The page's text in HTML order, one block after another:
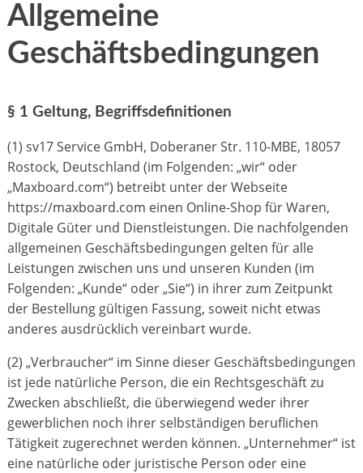
Allgemeine
Geschäftsbedingungen
§ 1 Geltung, Begriffsdefinitionen
(1) sv17 Service GmbH, Doberaner Str. 110-MBE, 18057
Rostock, Deutschland (im Folgenden: „wir“ oder
„Maxboard.com“) betreibt unter der Webseite
https://maxboard.com einen Online-Shop für Waren,
Digitale Güter und Dienstleistungen. Die nachfolgenden
allgemeinen Geschäftsbedingungen gelten für alle
Leistungen zwischen uns und unseren Kunden (im
Folgenden: „Kunde“ oder „Sie“) in ihrer zum Zeitpunkt
der Bestellung gültigen Fassung, soweit nicht etwas
anderes ausdrücklich vereinbart wurde.
(2) „Verbraucher“ im Sinne dieser Geschäftsbedingungen
ist jede natürliche Person, die ein Rechtsgeschäft zu
Zwecken abschließt, die überwiegend weder ihrer
gewerblichen noch ihrer selbständigen beruflichen
Tätigkeit zugerechnet werden können. „Unternehmer“ ist
eine natürliche oder juristische Person oder eine